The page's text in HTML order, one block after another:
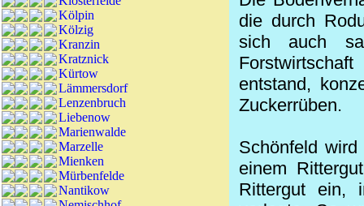
Kölpin
Kölzig
Kranzin
Kratznick
Kürtow
Lämmersdorf
Lenzenbruch
Liebenow
Marienwalde
Marzelle
Mienken
Mürbenfelde
Nantikow
die durch
sich auch
entstand,
Zuckerrüben.
Schönfeld
einem
Rittergut ein,